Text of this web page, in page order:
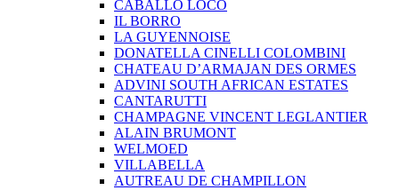
CABALLO LOCO
IL BORRO
LA GUYENNOISE
DONATELLA CINELLI COLOMBINI
CHATEAU D’ARMAJAN DES ORMES
ADVINI SOUTH AFRICAN ESTATES
CANTARUTTI
CHAMPAGNE VINCENT LEGLANTIER
ALAIN BRUMONT
WELMOED
VILLABELLA
AUTREAU DE CHAMPILLON